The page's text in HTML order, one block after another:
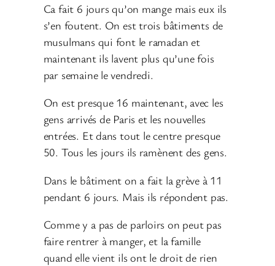
Ca fait 6 jours qu’on mange mais eux ils
s’en foutent. On est trois bâtiments de
musulmans qui font le ramadan et
maintenant ils lavent plus qu’une fois
par semaine le vendredi.
On est presque 16 maintenant, avec les
gens arrivés de Paris et les nouvelles
entrées. Et dans tout le centre presque
50. Tous les jours ils ramènent des gens.
Dans le bâtiment on a fait la grève à 11
pendant 6 jours. Mais ils répondent pas.
Comme y a pas de parloirs on peut pas
faire rentrer à manger, et la famille
quand elle vient ils ont le droit de rien